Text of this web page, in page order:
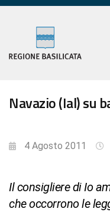
Navazio (Ial) su
4 Agosto 2011
Il consigliere di Io
che occorrono le